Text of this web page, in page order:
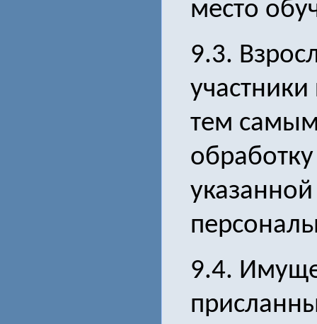
место
9.3.
тем
указанной
9.4.